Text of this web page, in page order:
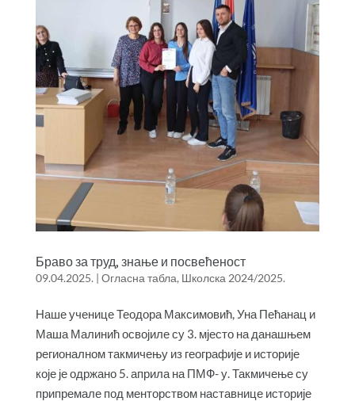
Браво за труд, знање и посвећеност
09.04.2025. | Огласна табла, Школска 2024/2025.
Наше ученице Теодора Максимовић, Уна Пећанац и
Маша Малинић освојиле су 3. мјесто на данашњем
регионалном такмичењу из географије и историје
које је одржано 5. априла на ПМФ- у. Такмичење су
припремале под менторством наставнице историје